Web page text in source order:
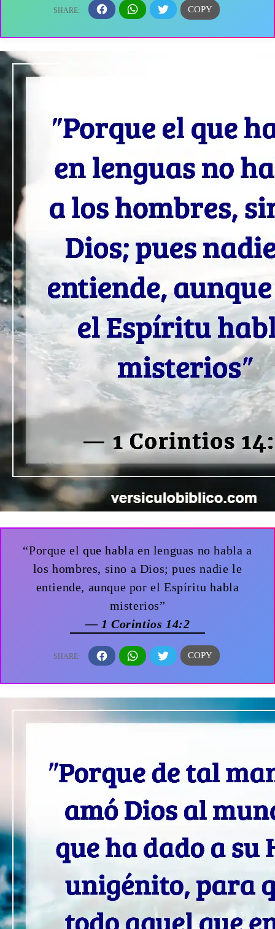
“Porque el que habla en lenguas no habla a
los hombres, sino a Dios; pues nadie le
entiende, aunque por el Espíritu habla
misterios”
— 1 Corintios 14:2